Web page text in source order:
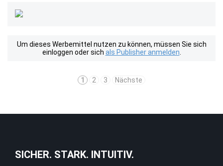
Um dieses Werbemittel nutzen zu können, müssen Sie sich
einloggen oder sich als Publisher anmelden
1 2 3 Nächste
SICHER. STARK. INTUITIV.